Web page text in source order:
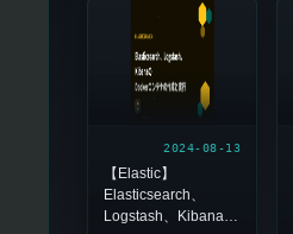
2024-08-13
【Elastic】
Elasticsearch、
Logstash、Kibanaの